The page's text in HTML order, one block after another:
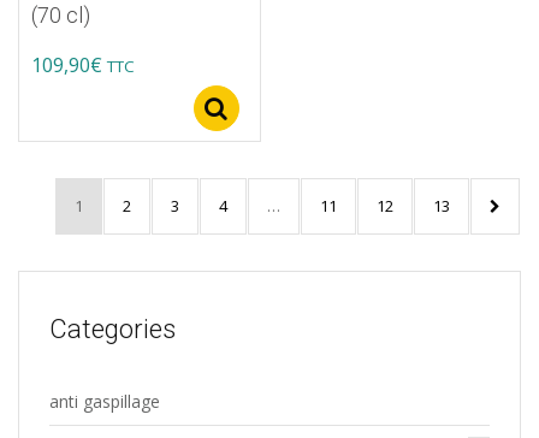
(70 cl)
109,90€ TTC
1 2 3 4 … 11 12 13
Categories
anti gaspillage